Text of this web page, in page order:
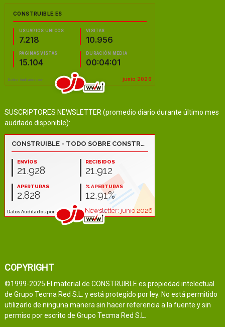
SUSCRIPTORES NEWSLETTER (promedio diario durante último mes
auditado disponible):
COPYRIGHT
©1999-2025 El material de CONSTRUIBLE es propiedad intelectual
de Grupo Tecma Red S.L. y está protegido por ley. No está permitido
utilizarlo de ninguna manera sin hacer referencia a la fuente y sin
permiso por escrito de Grupo Tecma Red S.L.